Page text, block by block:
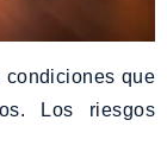
condiciones que
Los riesgos